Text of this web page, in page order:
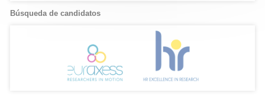
Búsqueda de candidatos